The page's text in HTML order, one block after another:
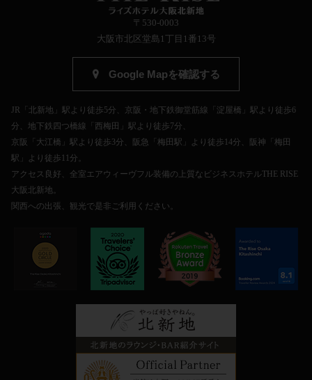
〒530-0003
大阪市北区堂島1丁目1番13号
Google Mapを確認する
JR「北新地」駅より徒歩5分、京阪・地下鉄御堂筋線「淀屋橋」駅より徒歩6
分、地下鉄四つ橋線「西梅田」駅より徒歩7分、
京阪「大江橋」駅より徒歩3分、阪急「梅田駅」より徒歩14分、阪神「梅田
駅」より徒歩11分。
アクセス良好、全室エアウィーヴフル装備の上質なビジネスホテルTHE RISE
大阪北新地。
関西への出張、観光で是非ご利用ください。